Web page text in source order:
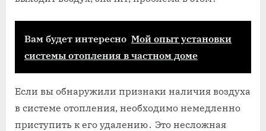
Вам будет интересно Мой опыт установки
системы отопления в частном доме
Если вы обнаружили признаки наличия воздуха
в системе отопления, необходимо немедленно
приступить к его удалению․ Это несложная